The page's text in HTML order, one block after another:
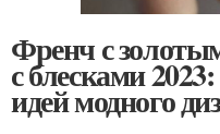
Френч с
с блесками
идей модного